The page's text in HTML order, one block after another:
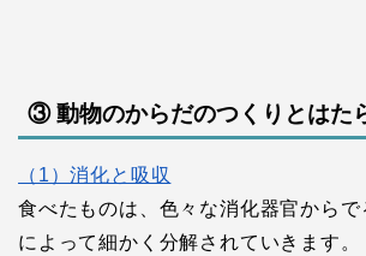
③ 動物のからだのつくりとはた
（1）消化と吸収
食べたものは、色々な消化器官からで
によって細かく分解されていきます。